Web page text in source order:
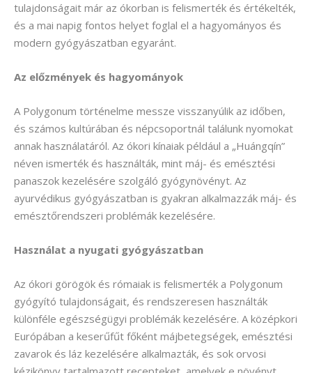
tulajdonságait már az ókorban is felismerték és értékelték,
és a mai napig fontos helyet foglal el a hagyományos és
modern gyógyászatban egyaránt.
Az előzmények és hagyományok
A Polygonum történelme messze visszanyúlik az időben,
és számos kultúrában és népcsoportnál találunk nyomokat
annak használatáról. Az ókori kínaiak például a „Huángqín”
néven ismerték és használták, mint máj- és emésztési
panaszok kezelésére szolgáló gyógynövényt. Az
ayurvédikus gyógyászatban is gyakran alkalmazzák máj- és
emésztőrendszeri problémák kezelésére.
Használat a nyugati gyógyászatban
Az ókori görögök és rómaiak is felismerték a Polygonum
gyógyító tulajdonságait, és rendszeresen használták
különféle egészségügyi problémák kezelésére. A középkori
Európában a keserűfűt főként májbetegségek, emésztési
zavarok és láz kezelésére alkalmazták, és sok orvosi